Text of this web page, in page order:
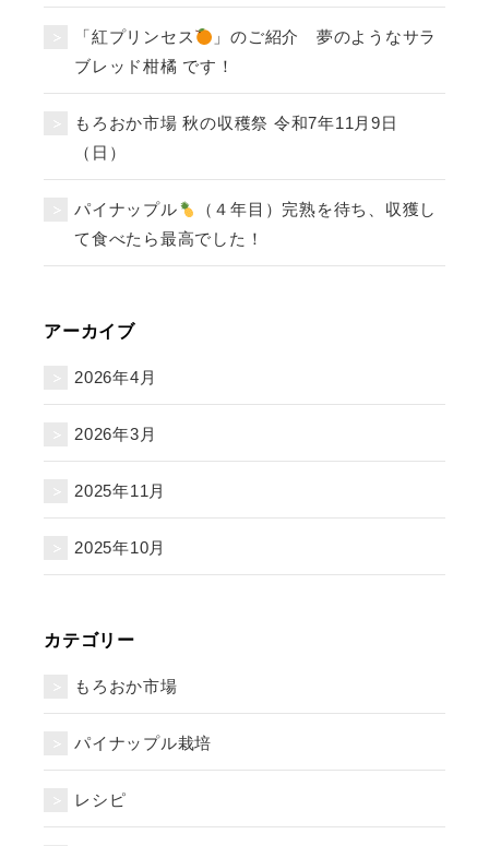
「紅プリンセス
」のご紹介 夢のようなサラ
ブレッド柑橘 です！
もろおか市場 秋の収穫祭 令和7年11月9日
（日）
パイナップル
（４年目）完熟を待ち、収獲し
て食べたら最高でした！
アーカイブ
2026年4月
2026年3月
2025年11月
2025年10月
カテゴリー
もろおか市場
パイナップル栽培
レシピ